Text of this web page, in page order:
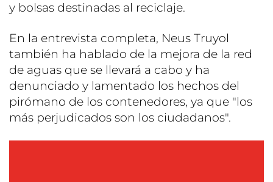
y bolsas destinadas al reciclaje.
En la entrevista completa, Neus Truyol
también ha hablado de la mejora de la red
de aguas que se llevará a cabo y ha
denunciado y lamentado los hechos del
pirómano de los contenedores, ya que "los
más perjudicados son los ciudadanos".